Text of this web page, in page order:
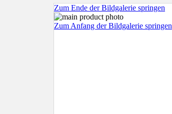
Zum Ende der Bildgalerie springen
Zum Anfang der Bildgalerie springen